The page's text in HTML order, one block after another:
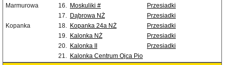
Marmurowa
16. Moskuliki #
Przesiadki
17. Dąbrowa NŻ
Przesiadki
Kopanka
18. Kopanka 24a NŻ
Przesiadki
19. Kalonka NŻ
Przesiadki
20. Kalonka II
Przesiadki
21. Kalonka Centrum Ojca Pio